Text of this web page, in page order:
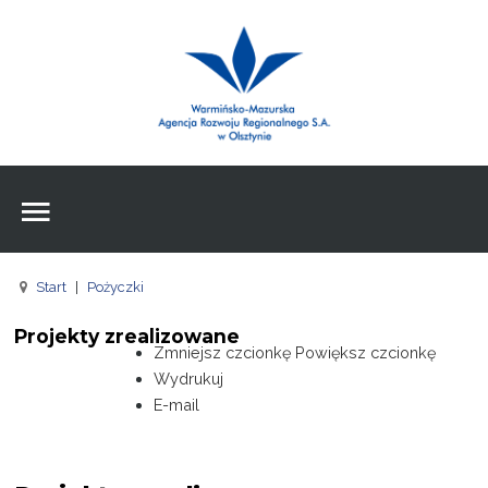
Agencja
FE
Pożyczki
Znajdźna stronie
Wpisz czego szukasz
Start Pożyczki
Projekty zrealizowane
Zmniejsz czcionkę Powiększ czcionkę
Wydrukuj
E-mail